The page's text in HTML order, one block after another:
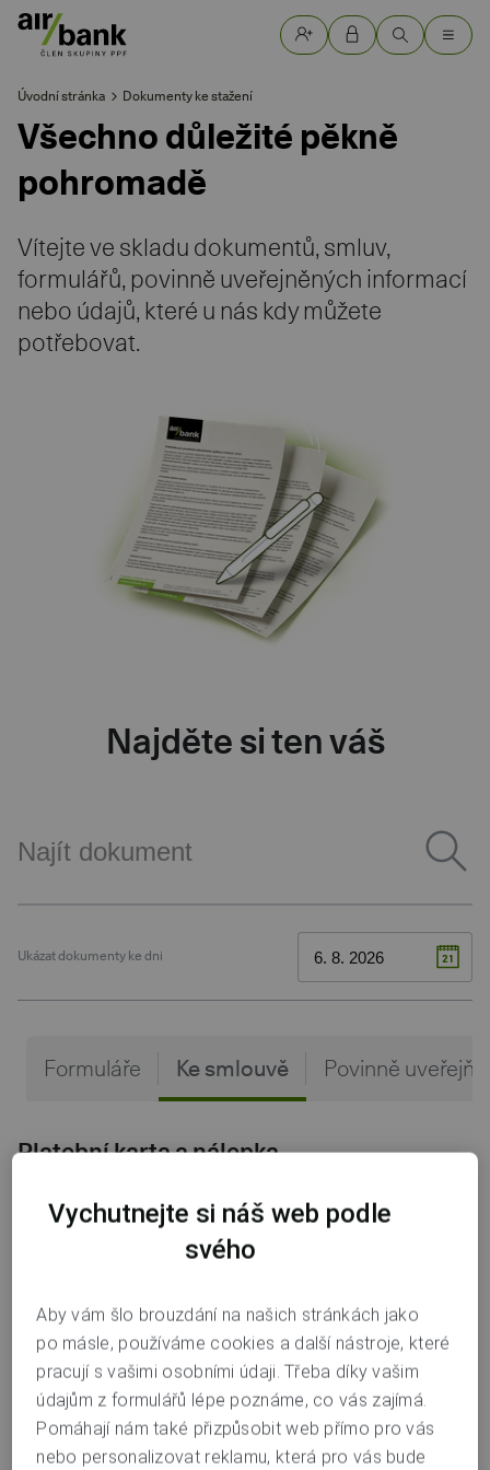
Všechno důležité pěkně
pohromadě
Vítejte ve skladu dokumentů, smluv,
formulářů, povinně uveřejněných informací
nebo údajů, které u nás kdy můžete
potřebovat.
Dokumenty ke stažení
Úvodní stránka
Najděte si ten váš
Ukázat dokumenty ke dni
Formuláře Ke smlouvě Povinně
Platební karta a nálepka
Podmínky pro používání platebních aplikací třetích
stran
Podmínky pro používání karet
Podmínky pro používání karet platné od 1. 10. 2026
Cestovní pojištění
Vychutnejte si náš web podle
svého
Aby vám šlo brouzdání na našich stránkách jako
po másle, používáme cookies a další nástroje, které
pracují s vašimi osobními údaji. Třeba díky vašim
údajům z formulářů lépe poznáme, co vás zajímá.
Pomáhají nám také přizpůsobit web přímo pro vás
nebo personalizovat reklamu, která pro vás bude